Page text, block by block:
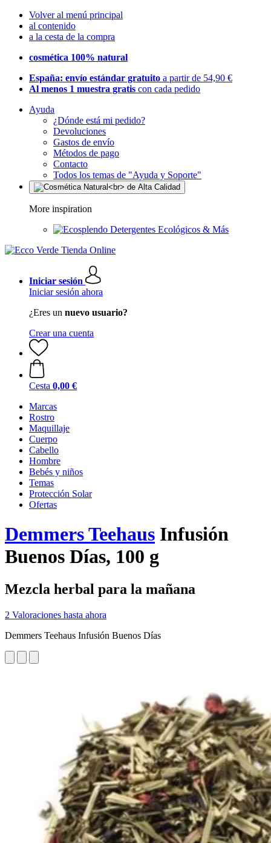
Volver al menú principal
al contenido
a la cesta de la compra
cosmética 100% natural
España: envío estándar gratuito a partir de 54,90 €
Al menos 1 muestra gratis con cada pedido
Ayuda
¿Dónde está mi pedido?
Devoluciones
Gastos de envío
Métodos de pago
Contacto
Todos los temas de "Ayuda y Soporte"
More inspiration
Detergentes Ecológicos & Más
Iniciar sesión
Iniciar sesión ahora
¿Eres un nuevo usuario?
Crear una cuenta
Cesta 0,00 €
Marcas
Rostro
Maquillaje
Cuerpo
Cabello
Hombre
Bebés y niños
Temas
Protección Solar
Ofertas
Demmers Teehaus Infusión
Buenos Días, 100 g
Mezcla herbal para la mañana
2 Valoraciones hasta ahora
Demmers Teehaus Infusión Buenos Días